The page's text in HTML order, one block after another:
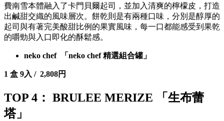
費南雪本體融入了卡門貝爾起司，並加入清爽的檸檬皮，打造
出鹹甜交織的風味層次。餅乾則是有兩種口味，分別是醇厚的
起司與有著完美酸甜比例的果實風味，每一口都能感受到果乾
的嚼勁與入口即化的酥鬆感。
neko chef 「neko chef 精選組合罐」
1 盒 9入 / 2,808円
TOP 4： BRULEE MERIZE 「生布蕾
塔」